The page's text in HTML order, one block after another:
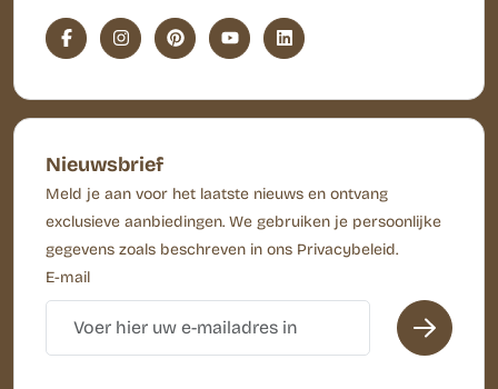
Nieuwsbrief
Meld je aan voor het laatste nieuws en ontvang
exclusieve aanbiedingen. We gebruiken je persoonlijke
gegevens zoals beschreven in ons Privacybeleid.
E-mail